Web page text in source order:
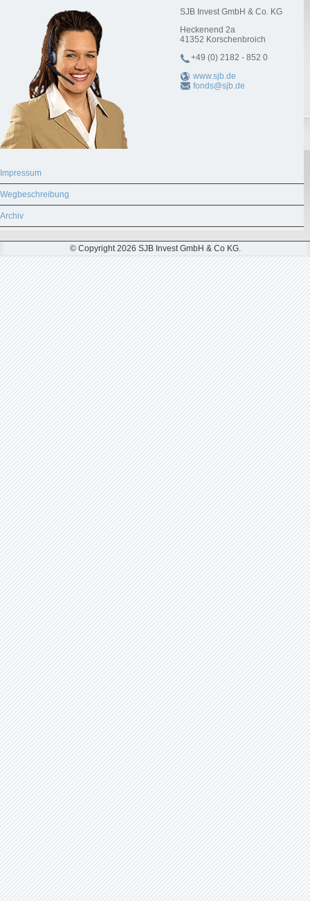
SJB Invest GmbH & Co. KG
Heckenend 2a
41352 Korschenbroich
+49 (0) 2182 - 852 0
www.sjb.de
fonds@sjb.de
Impressum
Wegbeschreibung
Archiv
© Copyright 2026 SJB Invest GmbH & Co KG.